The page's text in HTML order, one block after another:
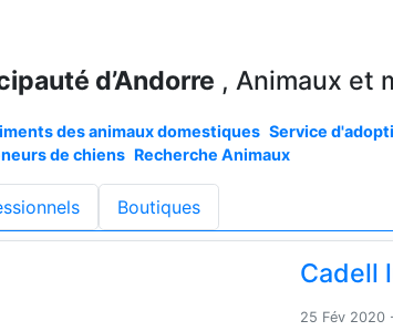
d’Andorre , Animaux et
des animaux domestiques Service
de chiens Recherche Animaux
Boutiques
Cadell
25 Fév 2020